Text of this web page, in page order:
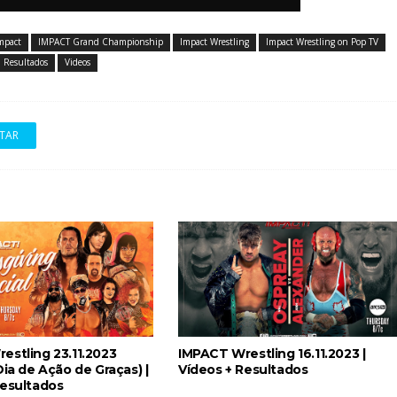
adiado por várias semanas
IMPACT Grand Championship Impact Wrestling
Impact Wrestling on Pop TV
Resultados Videos
23.11.2023
de Ação de Graças) |
IMPACT Wrestling 16.11.2023 |
Vídeos + Resultados